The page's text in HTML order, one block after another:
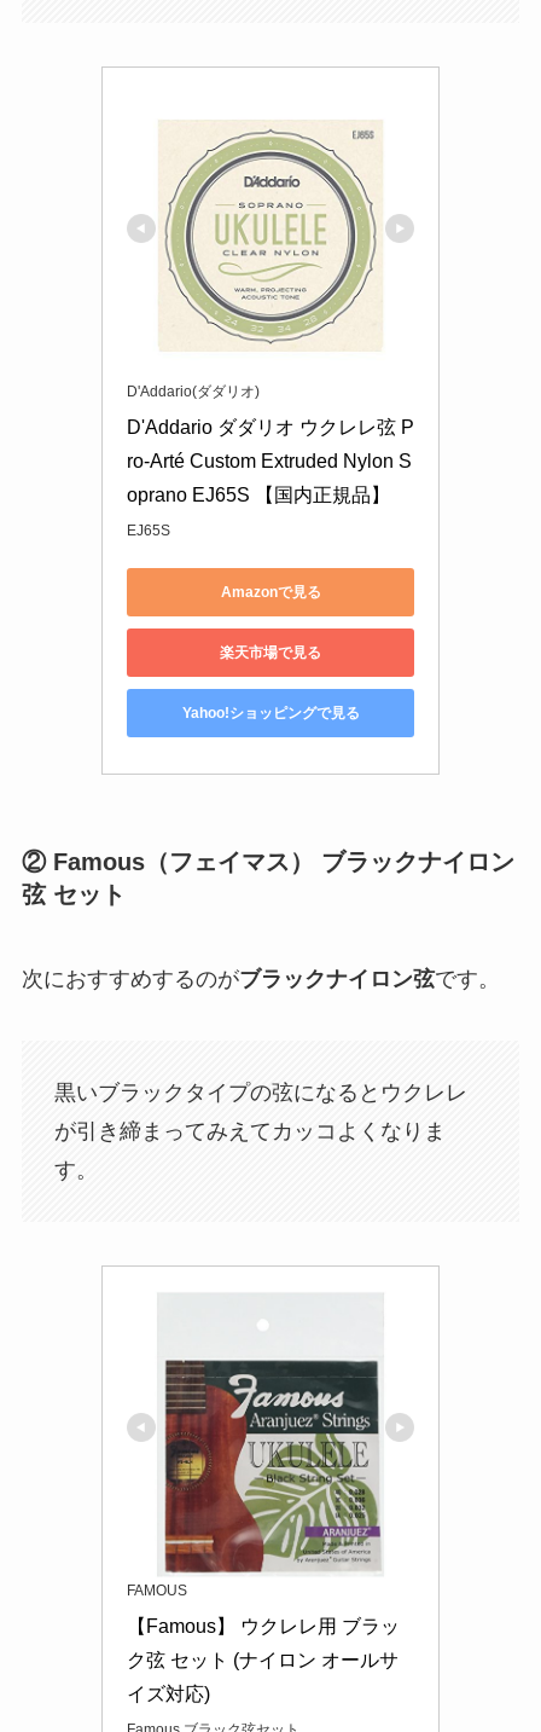
D'Addario(ダダリオ)
D'Addario ダダリオ ウクレレ弦 P
ro-Arté Custom Extruded Nylon S
oprano EJ65S 【国内正規品】
EJ65S
Amazonで見る
楽天市場で見る
Yahoo!ショッピングで見る
② Famous（フェイマス） ブラックナイロン
弦 セット
次におすすめするのがブラックナイロン弦です。
黒いブラックタイプの弦になるとウクレレ
が引き締まってみえてカッコよくなりま
す。
FAMOUS
【Famous】 ウクレレ用 ブラッ
ク弦 セット (ナイロン オールサ
イズ対応)